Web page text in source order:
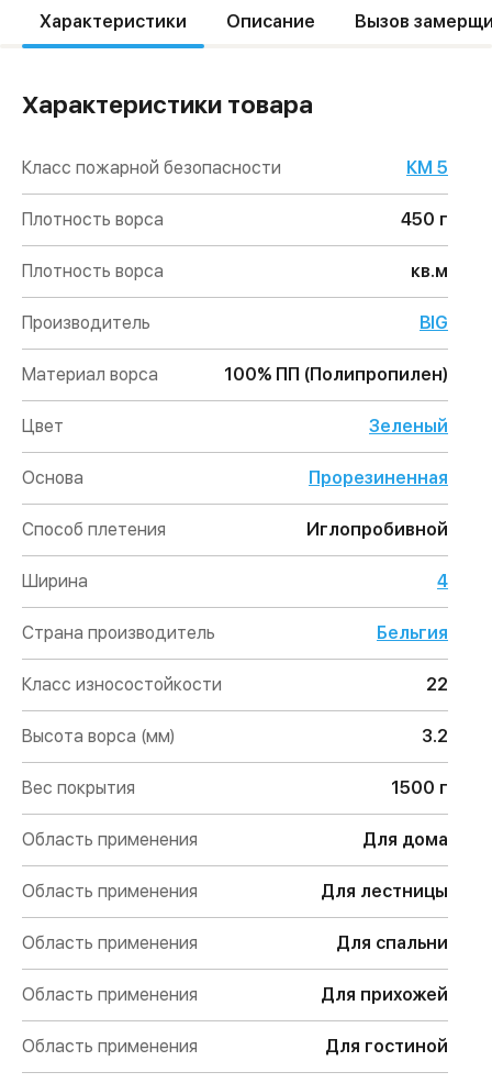
Характеристики Описание Вызов
Характеристики товара
Класс пожарной безопасности КМ 5
Плотность ворса 450 г
Плотность ворса кв.м
Производитель BIG
Материал ворса 100% ПП (Полипропилен)
Цвет Зеленый
Основа Прорезиненная
Способ плетения Иглопробивной
Ширина 4
Страна производитель Бельгия
Класс износостойкости 22
Высота ворса (мм) 3.2
Вес покрытия 1500 г
Область применения Для дома
Область применения Для лестницы
Область применения Для спальни
Область применения Для прихожей
Область применения Для гостиной